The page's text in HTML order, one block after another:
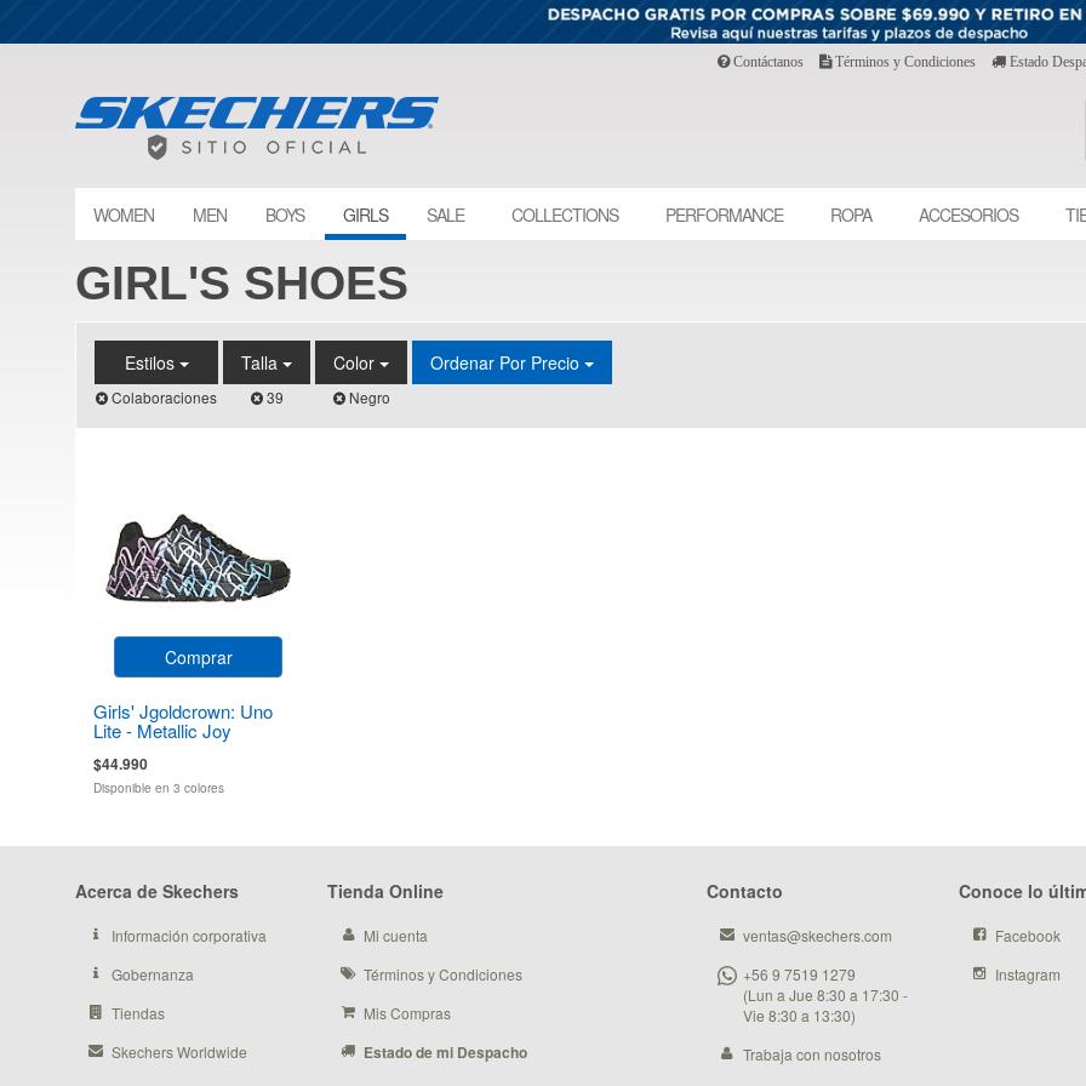
Contáctanos Términos y Condiciones Estado
WOMEN MEN BOYS GIRLS SALE COLLECTIONS PERFORMANCE ROPA ACCESORIOS
GIRL'S SHOES
Estilos
Colaboraciones
Talla
39
Color
Negro
Ordenar Por Precio
Comprar
Girls' Jgoldcrown: Uno
Lite - Metallic Joy
$44.990
Disponible en 3 colores
Acerca de Skechers
Información corporativa
Gobernanza
Tiendas
Skechers Worldwide
Tienda Online
Mi cuenta
Términos y Condiciones
Mis Compras
Estado de mi Despacho
Contacto
ventas@skechers.com
+56 9 7519 1279
(Lun a Jue 8:30 a 17:30 -
Vie 8:30 a 13:30)
Trabaja con nosotros
Conoce lo
Facebook
Instagram